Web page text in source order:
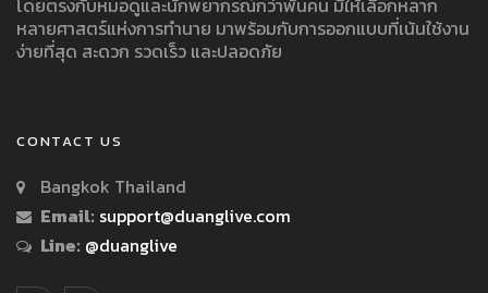
โดยตรงกับหมอดูและนักพยากรณ์กว่าพันคน มีให้เลือกหลาก
หลายศาสตร์แห่งการทำนาย มาพร้อมกับการออกแบบที่เน้นใช้งาน
ง่ายที่สุด สะดวก รวดเร็ว และปลอดภัย
CONTACT US
Bangkok Thailand
Email: support@duanglive.com
Line: @duanglive